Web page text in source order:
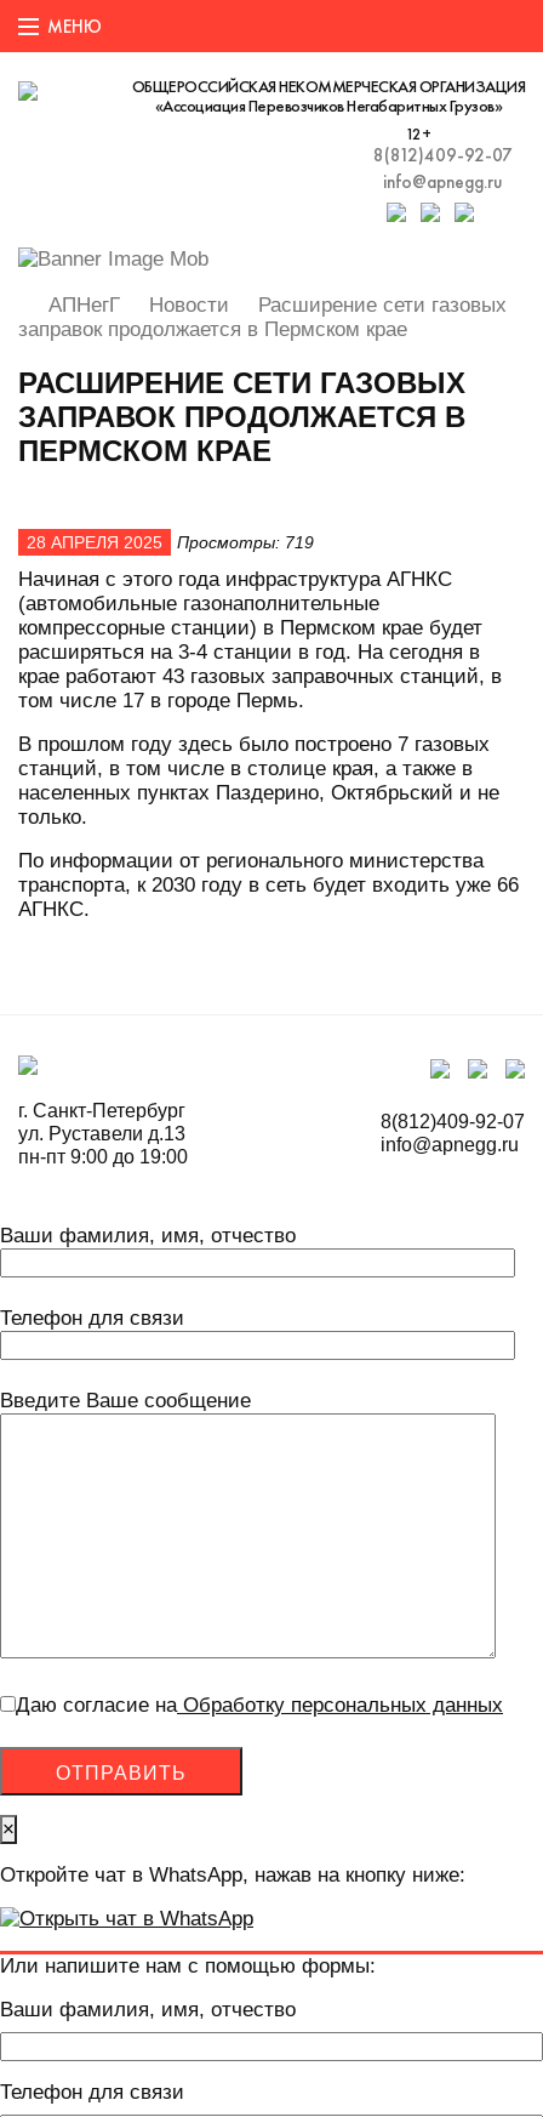
ОБЩЕРОССИЙСКАЯ НЕКОММЕРЧЕСКАЯ ОРГАНИЗАЦИЯ
«Ассоциация Перевозчиков Негабаритных Грузов»
12+
8(812)409-92-07
info@apnegg.ru
АПНегГ Новости
Расширение сети газовых
заправок продолжается в Пермском крае
РАСШИРЕНИЕ СЕТИ ГАЗОВЫХ
ЗАПРАВОК ПРОДОЛЖАЕТСЯ В
ПЕРМСКОМ КРАЕ
28 АПРЕЛЯ 2025 Просмотры: 719
Начиная с этого года инфраструктура АГНКС
(автомобильные газонаполнительные
компрессорные станции) в Пермском крае будет
расширяться на 3-4 станции в год. На сегодня в
крае работают 43 газовых заправочных станций, в
том числе 17 в городе Пермь.
В прошлом году здесь было построено 7 газовых
станций, в том числе в столице края, а также в
населенных пунктах Паздерино, Октябрьский и не
только.
По информации от регионального министерства
транспорта, к 2030 году в сеть будет входить уже 66
АГНКС.
г. Санкт-Петербург
ул. Руставели д.13
пн-пт 9:00 до 19:00
8(812)409-92-07
info@apnegg.ru
Ваши фамилия, имя, отчество
Телефон для связи
Введите Ваше сообщение
Даю согласие наОбработку персональных данных
×
Откройте чат в WhatsApp, нажав на кнопку ниже:
Или напишите нам с помощью формы:
Ваши фамилия, имя, отчество
Телефон для связи